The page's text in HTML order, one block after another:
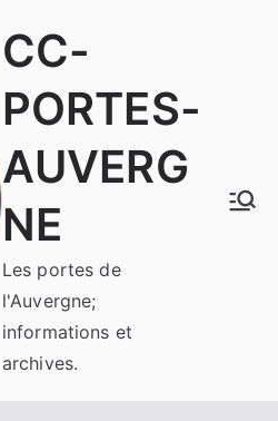
CC-
PORTES-
AUVERG
NE
Les portes de
l'Auvergne;
informations et
archives.